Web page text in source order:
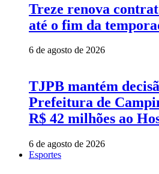
Treze renova
até o fim da
6 de agosto de 2026
TJPB mantém
Prefeitura de
R$ 42 milhões ao
6 de agosto de 2026
Esportes